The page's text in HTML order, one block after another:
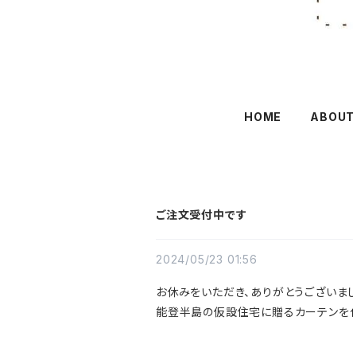
HOME ABOUT
ご注文受付中です
2024/05/23 01:56
お休みをいただき、ありがとうございま
能登半島の仮設住宅に贈るカーテンを